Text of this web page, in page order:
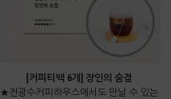
[커피티백 6개] 장인의 숨결
★전광수커피하우스에서도 만날 수 있는